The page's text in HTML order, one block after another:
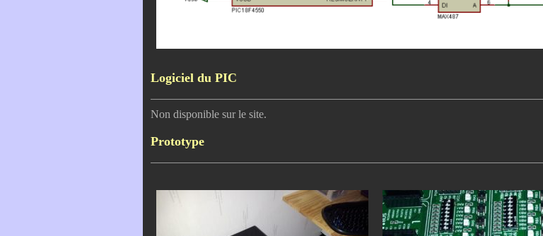
Logiciel du PIC
Non disponible sur le site.
Prototype